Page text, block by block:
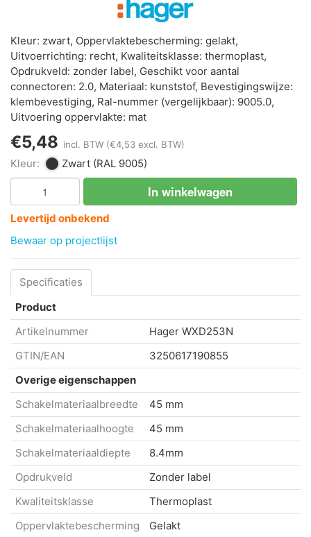
Kleur: zwart, Oppervlaktebescherming: gelakt,
Uitvoerrichting: recht, Kwaliteitsklasse: thermoplast,
Opdrukveld: zonder label, Geschikt voor aantal
connectoren: 2.0, Materiaal: kunststof, Bevestigingswijze:
klembevestiging, Ral-nummer (vergelijkbaar): 9005.0,
Uitvoering oppervlakte: mat
€5,48 incl. BTW (€4,53 excl. BTW)
Kleur: Zwart (RAL 9005)
In winkelwagen
Levertijd onbekend
Bewaar op projectlijst
Specificaties
Product
Artikelnummer
Hager WXD253N
GTIN/EAN
3250617190855
Overige eigenschappen
Schakelmateriaalbreedte
45 mm
Schakelmateriaalhoogte
45 mm
Schakelmateriaaldiepte
8.4mm
Opdrukveld
Zonder label
Kwaliteitsklasse
Thermoplast
Oppervlaktebescherming
Gelakt